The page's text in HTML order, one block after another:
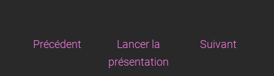
Précédent
Lancer la
présentation
Suivant